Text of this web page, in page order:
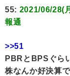
55: 2021/06/28(
報通
>>51
PBRとBPSぐら
株なんか好決算